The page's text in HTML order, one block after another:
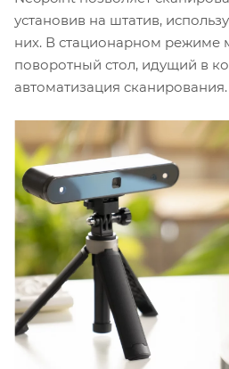
установив на штатив,
них. В стационарном режиме
поворотный стол, идущий в
автоматизация сканирования.